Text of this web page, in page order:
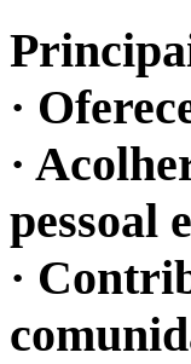
·
·
pessoal
·